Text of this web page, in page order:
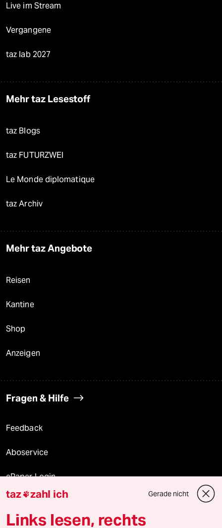
Live im Stream
Vergangene
taz lab 2027
Mehr taz Lesestoff
taz Blogs
taz FUTURZWEI
Le Monde diplomatique
taz Archiv
Mehr taz Angebote
Reisen
Kantine
Shop
Anzeigen
Fragen & Hilfe
Feedback
Aboservice
ePaper Login
Downloads für Abonnierende
taz zahl ich Gerade nicht
Links lesen, rechts